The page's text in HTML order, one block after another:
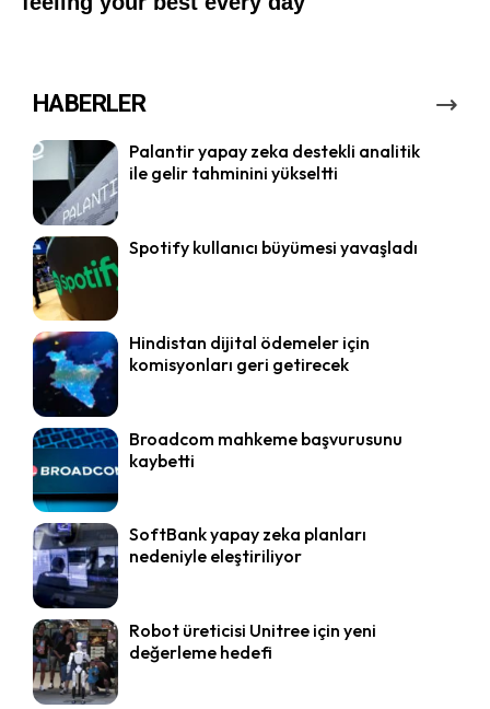
HABERLER
Palantir yapay zeka destekli analitik
ile gelir tahminini yükseltti
Spotify kullanıcı büyümesi yavaşladı
Hindistan dijital ödemeler için
komisyonları geri getirecek
Broadcom mahkeme başvurusunu
kaybetti
SoftBank yapay zeka planları
nedeniyle eleştiriliyor
Robot üreticisi Unitree için yeni
değerleme hedefi